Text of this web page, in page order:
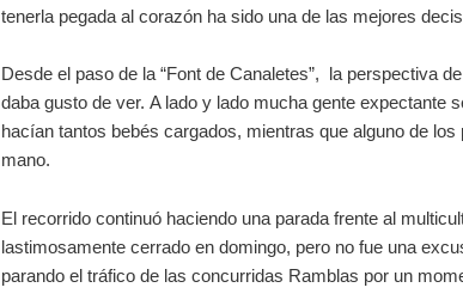
tenerla pegada al corazón ha sido una de las mejores
Desde el paso de la “Font de Canaletes”, la perspectiva
daba gusto de ver. A lado y lado mucha gente expectante
hacían tantos bebés cargados, mientras que alguno de
mano.
El recorrido continuó haciendo una parada frente al
lastimosamente cerrado en domingo, pero no fue una
parando el tráfico de las concurridas Ramblas por un